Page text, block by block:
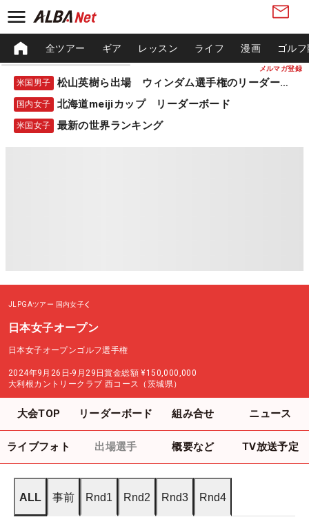
メルマガ登録
全ツアー ギア レッスン ライフ 漫画 ゴル
米国男子 松山英樹ら出場 ウィンダム選手権のリーダーボード
国内女子 北海道meijiカップ リーダーボード
米国女子 最新の世界ランキング
JLPGAツアー 国内女子
日本女子オープン
日本女子オープンゴルフ選手権
2024年9月26日-9月29日賞金総額 ¥150,000,000
大利根カントリークラブ 西コース（茨城県）
大会TOP リーダーボード 組み合せ ニュース
ライブフォト 出場選手 概要など TV放送予定
ALL 事前 Rnd1 Rnd2 Rnd3 Rnd4